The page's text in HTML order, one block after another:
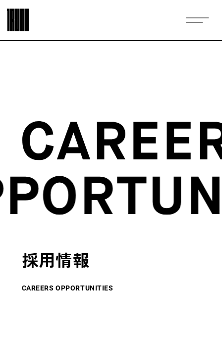
採用情報
CAREERS OPPORTUNITIES